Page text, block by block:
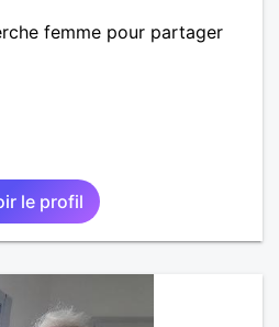
femme pour partager
le profil